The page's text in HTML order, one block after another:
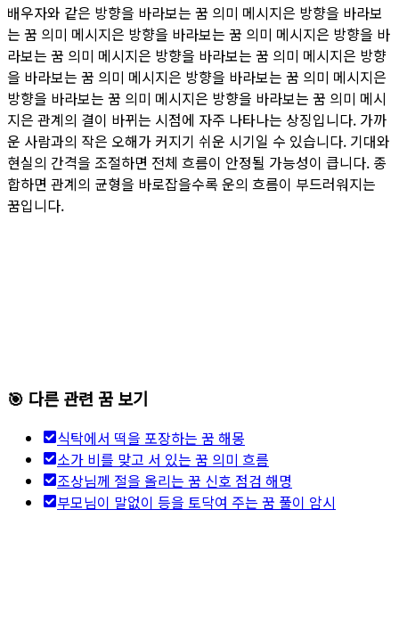
배우자와 같은 방향을 바라보는 꿈 의미 메시지은 방향을 바라보
는 꿈 의미 메시지은 방향을 바라보는 꿈 의미 메시지은 방향을 바
라보는 꿈 의미 메시지은 방향을 바라보는 꿈 의미 메시지은 방향
을 바라보는 꿈 의미 메시지은 방향을 바라보는 꿈 의미 메시지은
방향을 바라보는 꿈 의미 메시지은 방향을 바라보는 꿈 의미 메시
지은 관계의 결이 바뀌는 시점에 자주 나타나는 상징입니다. 가까
운 사람과의 작은 오해가 커지기 쉬운 시기일 수 있습니다. 기대와
현실의 간격을 조절하면 전체 흐름이 안정될 가능성이 큽니다. 종
합하면 관계의 균형을 바로잡을수록 운의 흐름이 부드러워지는
꿈입니다.
🎯 다른 관련 꿈 보기
식탁에서 떡을 포장하는 꿈 해몽
소가 비를 맞고 서 있는 꿈 의미 흐름
조상님께 절을 올리는 꿈 신호 점검 해명
부모님이 말없이 등을 토닥여 주는 꿈 풀이 암시